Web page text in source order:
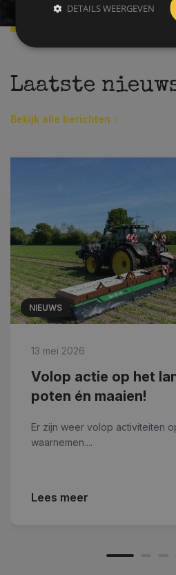
Laatste
Bekijk alle berichten
NIEUWS
13 mei 2026
Volop actie op het
poten én maaien!
Er zijn weer volop activiteiten
waarnemen....
Lees meer
DETAILS WEERGEVEN